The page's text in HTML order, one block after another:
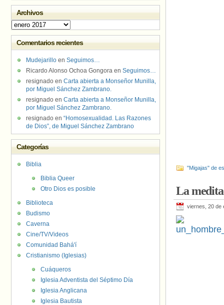
"Migajas" de
La
viernes, 20 de
Archivos
Archivos
Comentarios recientes
Mudejarillo en Seguimos…
Ricardo Alonso Ochoa Gongora en Seguimos…
resignado en Carta abierta a Monseñor Munilla,
por Miguel Sánchez Zambrano.
resignado en Carta abierta a Monseñor Munilla,
por Miguel Sánchez Zambrano.
resignado en “Homosexualidad. Las Razones
de Dios”, de Miguel Sánchez Zambrano
Categorías
Biblia
Biblia Queer
Otro Dios es posible
Biblioteca
Budismo
Caverna
Cine/TV/Videos
Comunidad Bahá'í
Cristianismo (Iglesias)
Cuáqueros
Iglesia Adventista del Séptimo Día
Iglesia Anglicana
Iglesia Bautista